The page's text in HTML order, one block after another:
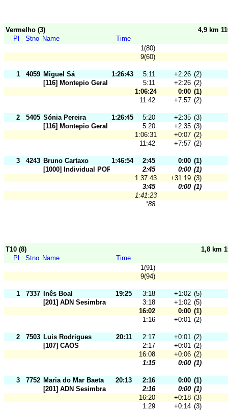
Vermelho (3)
4,9 km
Pl
Stno Name
Time
1(80)
9(60)
1 4059 Miguel Sá 1:26:43 5:11 +2:26 (2)
[116] Montepio Geral
5:11 +2:26 (2)
1:06:24
0:00 (1)
11:42
+7:57 (2)
2 5405 Sónia Pereira 1:26:45 5:20 +2:35 (3)
[116] Montepio Geral
5:20 +2:35 (3)
1:06:31
+0:07 (2)
11:42
+7:57 (2)
3 4243 Bruno Cartaxo 1:46:54 2:45 0:00 (1)
[1000] Individual POR Fed
2:45 0:00 (1)
1:37:43
+31:19 (3)
3:45
0:00 (1)
1:41:23
*88
T10 (8)
1,8 km
Pl
Stno Name
Time
1(91)
9(94)
1 7337 Inês Boal 19:25 3:18 +1:02 (5)
[201] ADN Sesimbra
3:18 +1:02 (5)
16:02
0:00 (1)
1:16
+0:01 (2)
2 7503 Luis Rodrigues 20:11 2:17 +0:01 (2)
[107] CAOS
2:17 +0:01 (2)
16:08
+0:06 (2)
1:15
0:00 (1)
3 7752 Maria do Mar Baeta 20:13 2:16 0:00 (1)
[201] ADN Sesimbra
2:16 0:00 (1)
16:20
+0:18 (3)
1:29
+0:14 (3)